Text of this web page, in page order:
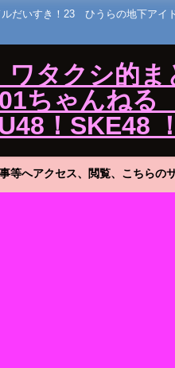
いすき！23 ひうらの地下アイ
タクシ的
ちゃんね
！SKE48
等へアクセス、閲覧、こちら